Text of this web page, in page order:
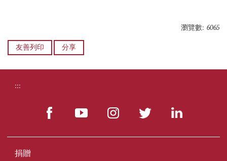
瀏覽數: 6065
友善列印 分享
:::
捐贈